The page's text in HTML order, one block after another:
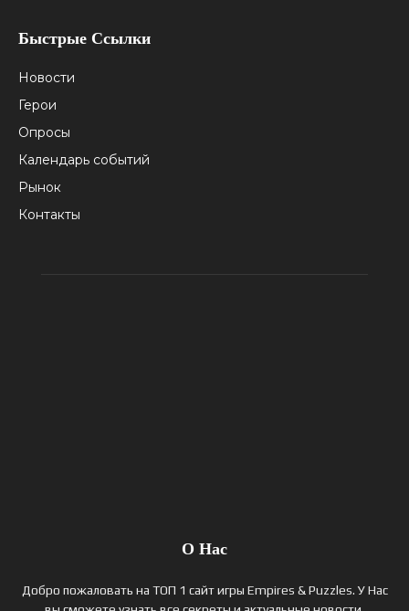
Быстрые Ссылки
Новости
Герои
Опросы
Календарь событий
Рынок
Контакты
О Нас
Добро пожаловать на ТОП 1 сайт игры Empires & Puzzles. У Нас